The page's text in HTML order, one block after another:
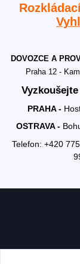
DOVOZCE A
Praha 12 -
PRAHA -
OSTRAVA -
Telefon: +420